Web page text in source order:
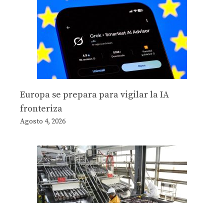
Europa se prepara para vigilar la IA
fronteriza
Agosto 4, 2026